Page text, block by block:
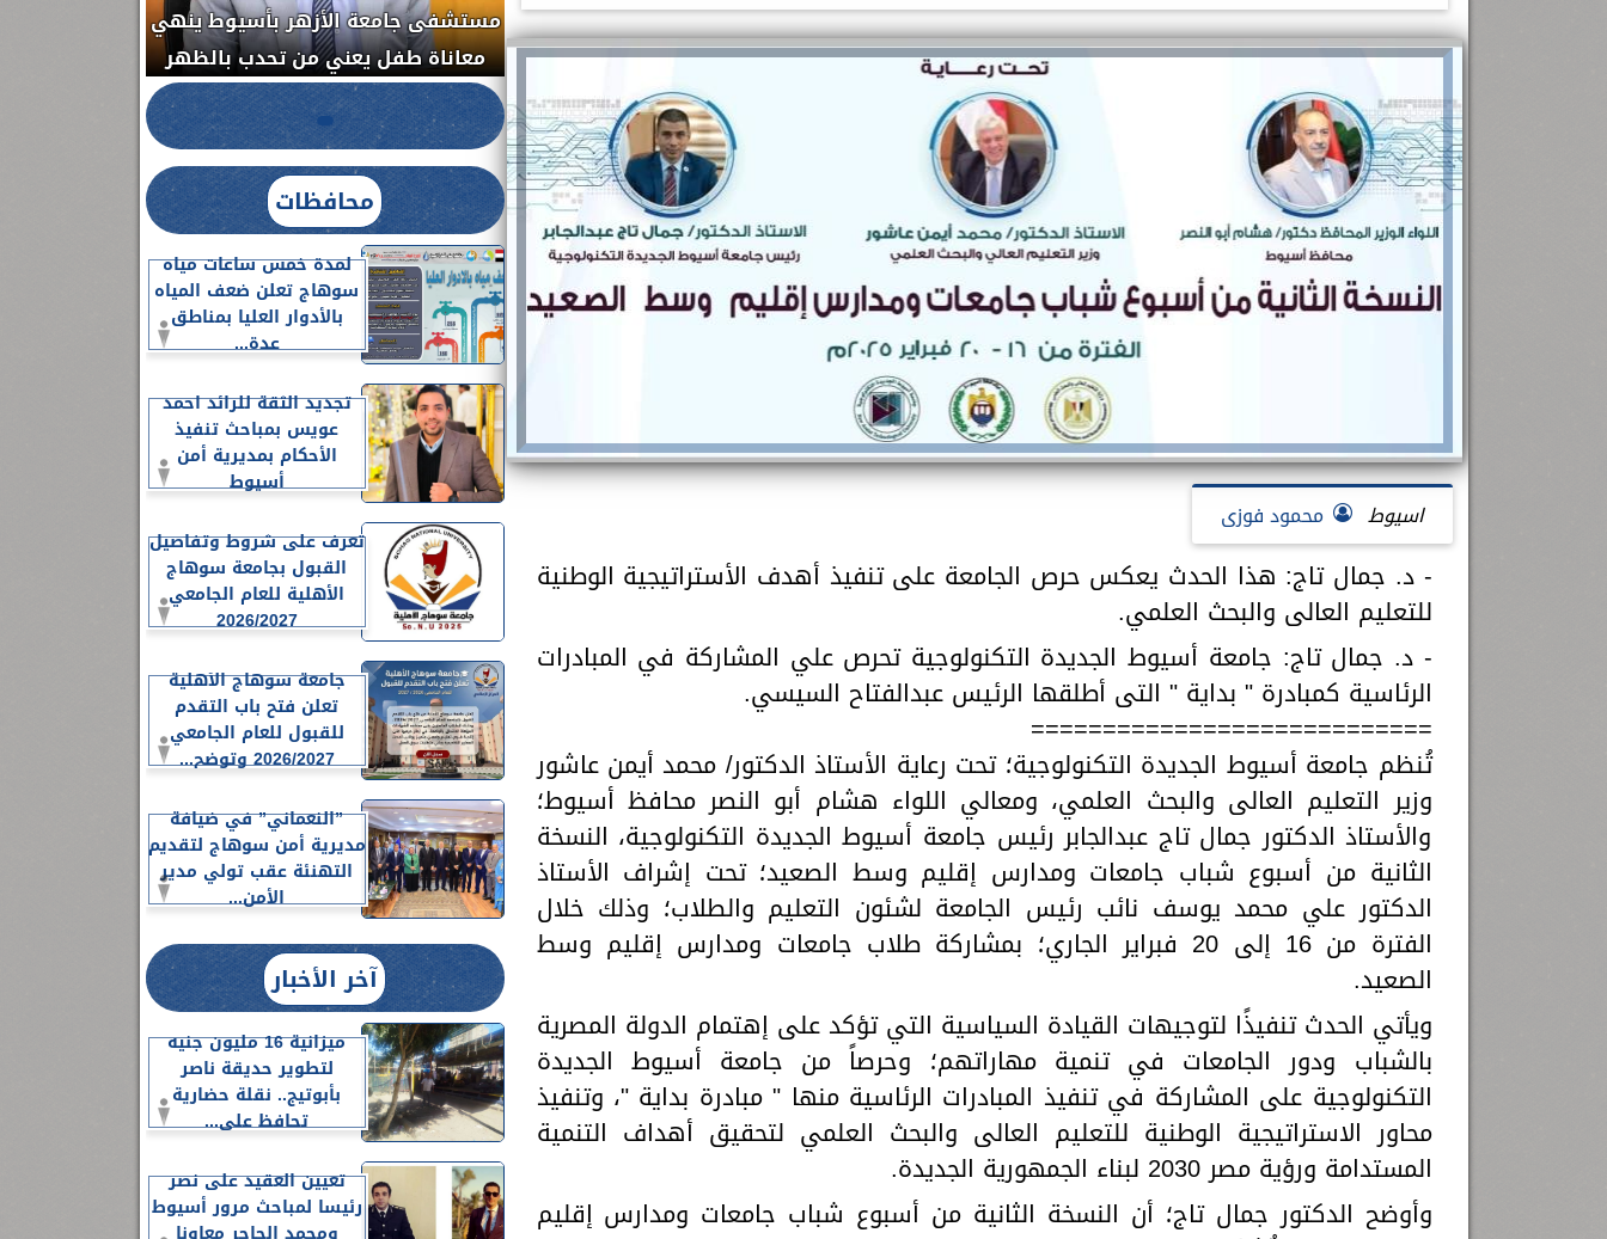
اسيوط محمود فوزى
- د. جمال تاج: هذا الحدث يعكس حرص الجامعة على تنفيذ أهدف الأستراتيجية الوطنية
للتعليم العالى والبحث العلمي.
- د. جمال تاج: جامعة أسيوط الجديدة التكنولوجية تحرص علي المشاركة في المبادرات
الرئاسية كمبادرة " بداية " التى أطلقها الرئيس عبدالفتاح السيسي.
============================
تُنظم جامعة أسيوط الجديدة التكنولوجية؛ تحت رعاية الأستاذ الدكتور/ محمد أيمن عاشور
وزير التعليم العالى والبحث العلمي، ومعالي اللواء هشام أبو النصر محافظ أسيوط؛
والأستاذ الدكتور جمال تاج عبدالجابر رئيس جامعة أسيوط الجديدة التكنولوجية، النسخة
الثانية من أسبوع شباب جامعات ومدارس إقليم وسط الصعيد؛ تحت إشراف الأستاذ
الدكتور علي محمد يوسف نائب رئيس الجامعة لشئون التعليم والطلاب؛ وذلك خلال
الفترة من 16 إلى 20 فبراير الجاري؛ بمشاركة طلاب جامعات ومدارس إقليم وسط
الصعيد.
ويأتي الحدث تنفيذًا لتوجيهات القيادة السياسية التي تؤكد على إهتمام الدولة المصرية
بالشباب ودور الجامعات في تنمية مهاراتهم؛ وحرصاً من جامعة أسيوط الجديدة
التكنولوجية على المشاركة في تنفيذ المبادرات الرئاسية منها " مبادرة بداية "، وتنفيذ
محاور الاستراتيجية الوطنية للتعليم العالى والبحث العلمي لتحقيق أهداف التنمية
المستدامة ورؤية مصر 2030 لبناء الجمهورية الجديدة.
وأوضح الدكتور جمال تاج؛ أن النسخة الثانية من أسبوع شباب جامعات ومدارس إقليم
مستشفى جامعة الأزهر بأسيوط ينهي
معاناة طفل يعني من تحدب بالظهر
الدواء المصرية يشن حملة رقابية مكبرة
لضبط المنشآت الطبية المخالفة.....
والحنجرة ينجح في استئصال ورم خبيث
من... جديد بمستشفيات الجامعة... ...
محافظات
لمدة خمس ساعات مياه
سوهاج تعلن ضعف المياه
بالأدوار العليا بمناطق
عدة...
تجديد الثقة للرائد احمد
عويس بمباحث تنفيذ
الأحكام بمديرية أمن
أسيوط
تعرف على شروط وتفاصيل
القبول بجامعة سوهاج
الأهلية للعام الجامعي
2026/2027
جامعة سوهاج الأهلية
تعلن فتح باب التقدم
للقبول للعام الجامعي
2026/2027 وتوضح...
”النعماني” في ضيافة
مديرية أمن سوهاج لتقديم
التهنئة عقب تولي مدير
الأمن...
آخر الأخبار
ميزانية 16 مليون جنيه
لتطوير حديقة ناصر
بأبوتيج.. نقلة حضارية
تحافظ على...
تعيين العقيد على نصر
رئيسا لمباحث مرور أسيوط